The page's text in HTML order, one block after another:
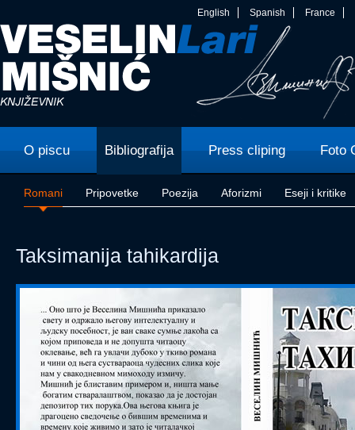
English Spanish France
O piscu Bibliografija Press cliping Foto
Romani Pripovetke Poezija Aforizmi Eseji i kritike
Taksimanija tahikardija